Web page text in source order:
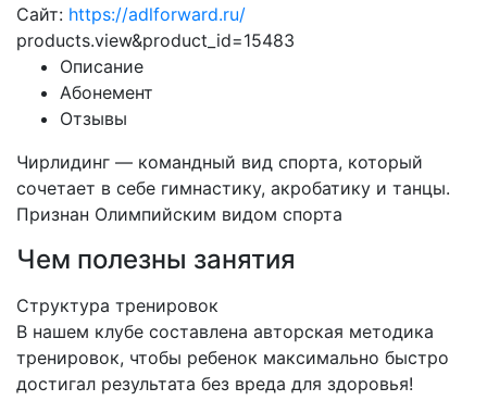
Сайт: https://adlforward.ru/
products.view&product_id=15483
Описание
Абонемент
Отзывы
Чирлидинг — командный вид спорта, который
сочетает в себе гимнастику, акробатику и танцы.
Признан Олимпийским видом спорта
Чем полезны занятия
Структура тренировок
В нашем клубе составлена авторская методика
тренировок, чтобы ребенок максимально быстро
достигал результата без вреда для здоровья!